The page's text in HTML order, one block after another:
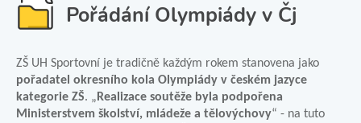
Pořádání Olympiády v Čj
ZŠ UH Sportovní je tradičně každým rokem stanovena jako
pořadatel okresního kola Olympiády v českém jazyce
kategorie ZŠ. „ Realizace soutěže byla podpořena
Ministerstvem školství, mládeže a tělovýchovy“ - na tuto